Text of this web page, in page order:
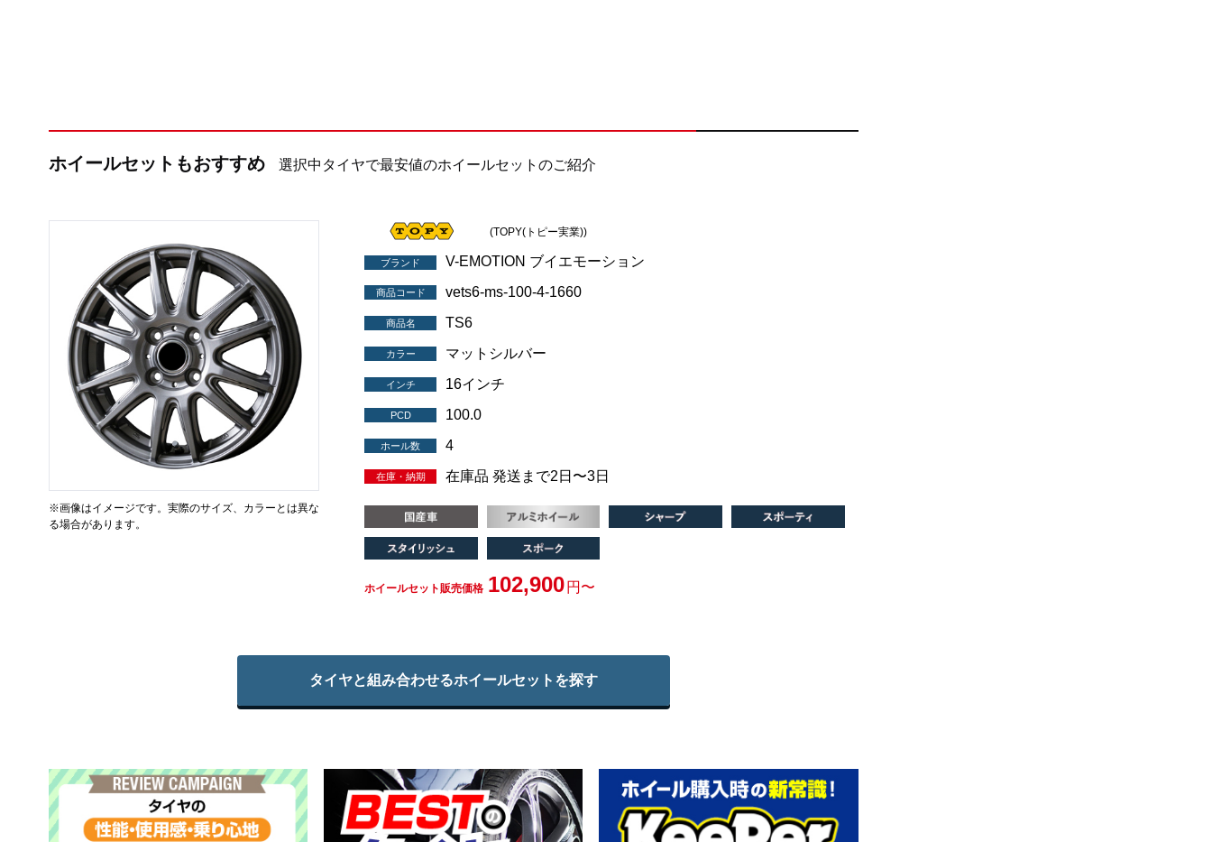
ホイールセットもおすすめ 選択中タイヤで最安値のホイールセットのご紹介
※画像はイメージです。実際のサイズ、カラーとは異な
る場合があります。
(TOPY(トピー実業))
ブランド V-EMOTION ブイエモーション
商品コード vets6-ms-100-4-1660
商品名 TS6
カラー マットシルバー
インチ 16インチ
PCD 100.0
ホール数 4
在庫・納期 在庫品 発送まで2日〜3日
ホイールセット販売価格 102,900 円〜
タイヤと組み合わせるホイールセットを探す